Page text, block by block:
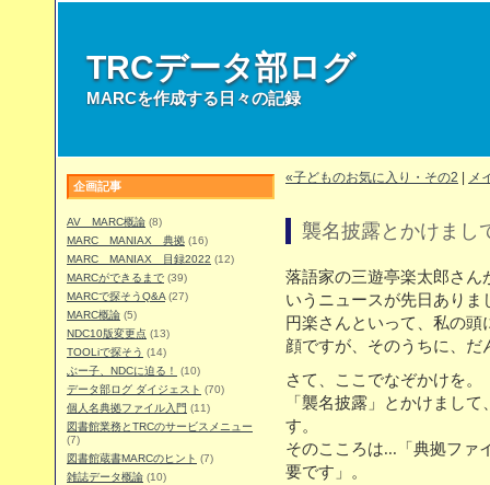
TRCデータ部ログ
MARCを作成する日々の記録
企画記事
AV MARC概論 (8)
MARC MANIAX 典拠 (16)
MARC MANIAX 目録2022 (12)
MARCができるまで (39)
MARCで探そうQ&A (27)
MARC概論 (5)
NDC10版変更点 (13)
TOOLiで探そう (14)
ぶー子、NDCに迫る！
(10)
データ部ログ ダイジェスト (70)
個人名典拠ファイル入門 (11)
図書館業務とTRCのサービスメニュー
(7)
図書館蔵書MARCのヒント (7)
雑誌データ概論 (10)
«子どものお気に入り・その2 メ
襲名披露とかけまし
落語家の三遊亭楽太郎さん
いうニュースが先日ありま
円楽さんといって、私の
顔ですが、そのうちに、
さて、ここでなぞかけを。
「襲名披露」とかけまし
す。
そのこころは...「典拠ファ
要です」。